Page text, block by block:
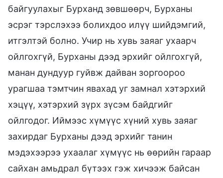
байгуулахыг Бурханд зөвшөөрч, Бурханы
эсрэг тэрслэхээ болихдоо илүү шийдэмгий,
итгэлтэй болно. Учир нь хувь заяаг ухаарч
ойлгохгүй, Бурханы дээд эрхийг ойлгохгүй,
манан дундуур гуйвж дайван зоргоороо
урагшаа тэмтчин явахад уг замнал хэтэрхий
хэцүү, хэтэрхий зүрх зүсэм байдгийг
ойлгодог. Иймээс хүмүүс хүний хувь заяаг
захирдаг Бурханы дээд эрхийг танин
мэдэхээрээ ухаалаг хүмүүс нь өөрийн гараар
сайхан амьдрал бүтээх гэж хичээж байсан